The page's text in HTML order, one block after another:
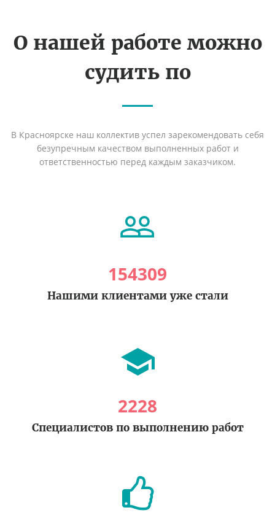
О нашей работе можно
судить по
В Красноярске наш коллектив успел зарекомендовать себя
безупречным качеством выполненных работ и
ответственностью перед каждым заказчиком.
154309
Нашими клиентами уже стали
2228
Специалистов по выполнению работ